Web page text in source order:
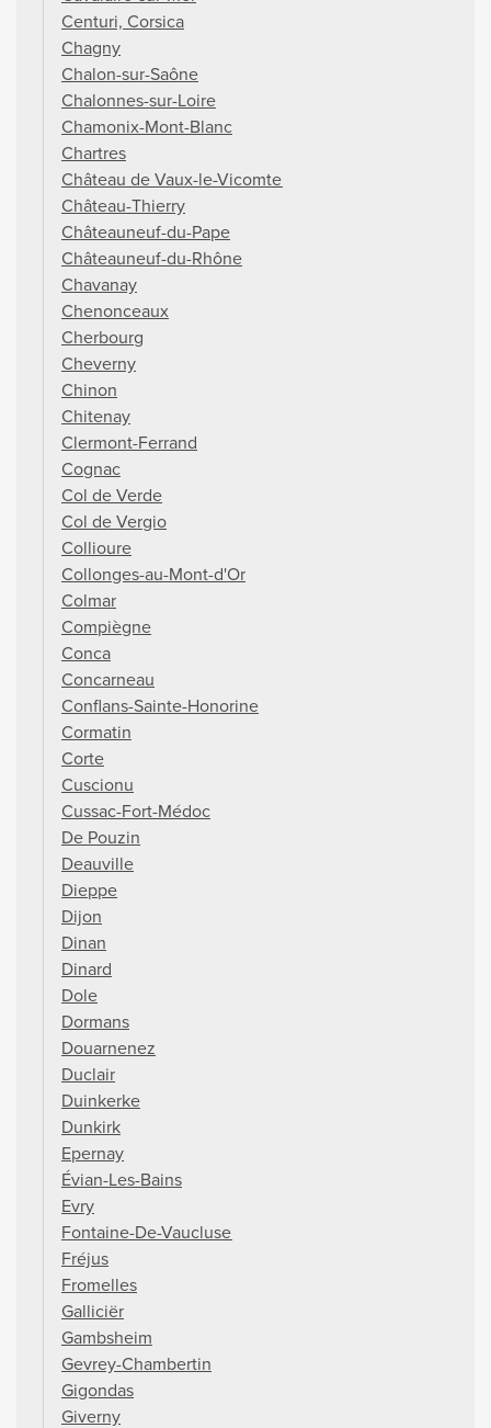
Centuri, Corsica
Chagny
Chalon-sur-Saône
Chalonnes-sur-Loire
Chamonix-Mont-Blanc
Chartres
Château de Vaux-le-Vicomte
Château-Thierry
Châteauneuf-du-Pape
Châteauneuf-du-Rhône
Chavanay
Chenonceaux
Cherbourg
Cheverny
Chinon
Chitenay
Clermont-Ferrand
Cognac
Col de Verde
Col de Vergio
Collioure
Collonges-au-Mont-d'Or
Colmar
Compiègne
Conca
Concarneau
Conflans-Sainte-Honorine
Cormatin
Corte
Cuscionu
Cussac-Fort-Médoc
De Pouzin
Deauville
Dieppe
Dijon
Dinan
Dinard
Dole
Dormans
Douarnenez
Duclair
Duinkerke
Dunkirk
Epernay
Évian-Les-Bains
Evry
Fontaine-De-Vaucluse
Fréjus
Fromelles
Galliciër
Gambsheim
Gevrey-Chambertin
Gigondas
Giverny